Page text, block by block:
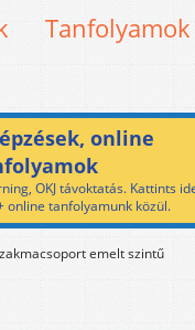
Tanfolyamok
online
OKJ távoktatás. Kattints
online tanfolyamunk közül.
emelt szintű